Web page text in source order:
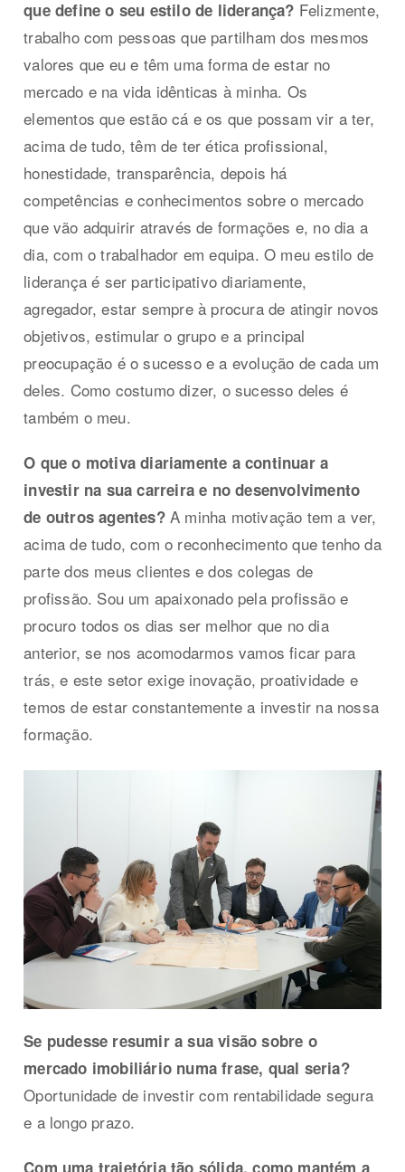
que define o seu estilo de liderança? Felizmente,
trabalho com pessoas que partilham dos mesmos
valores que eu e têm uma forma de estar no
mercado e na vida idênticas à minha. Os
elementos que estão cá e os que possam vir a ter,
acima de tudo, têm de ter ética profissional,
honestidade, transparência, depois há
competências e conhecimentos sobre o mercado
que vão adquirir através de formações e, no dia a
dia, com o trabalhador em equipa. O meu estilo de
liderança é ser participativo diariamente,
agregador, estar sempre à procura de atingir novos
objetivos, estimular o grupo e a principal
preocupação é o sucesso e a evolução de cada um
deles. Como costumo dizer, o sucesso deles é
também o meu.
O que o motiva diariamente a continuar a
investir na sua carreira e no desenvolvimento
de outros agentes?A minha motivação tem a ver,
acima de tudo, com o reconhecimento que tenho da
parte dos meus clientes e dos colegas de
profissão. Sou um apaixonado pela profissão e
procuro todos os dias ser melhor que no dia
anterior, se nos acomodarmos vamos ficar para
trás, e este setor exige inovação, proatividade e
temos de estar constantemente a investir na nossa
formação.
Se pudesse resumir a sua visão sobre o
mercado imobiliário numa frase, qual seria?
Oportunidade de investir com rentabilidade segura
e a longo prazo.
Com uma trajetória tão sólida, como mantém a